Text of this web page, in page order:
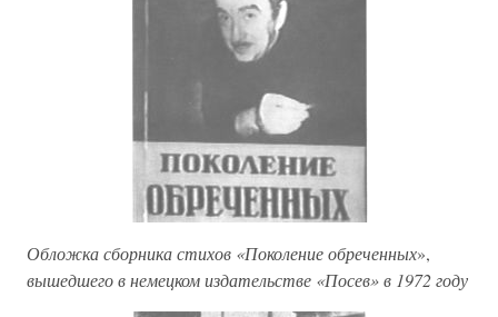
Обложка сборника стихов «Поколение обреченных»,
вышедшего в немецком издательстве «Посев» в 1972 году